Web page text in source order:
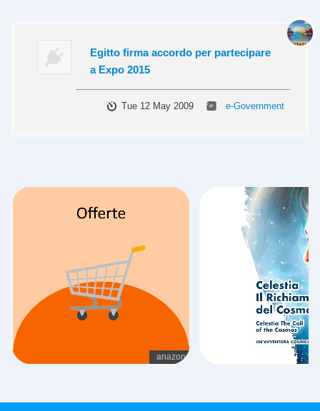
Egitto firma accordo per partecipare
a Expo 2015
Tue 12 May 2009 e-Government